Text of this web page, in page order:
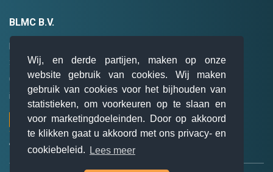
Wij, en derde partijen, maken op onze
website gebruik van cookies. Wij maken
gebruik van cookies voor het bijhouden van
statistieken, om voorkeuren op te slaan en
voor marketingdoeleinden. Door op akkoord
te klikken gaat u akkoord met ons privacy- en
cookiebeleid.
Lees meer
BLMC B.V.
Hogebrinkerweg 19
3871 KM
Hoevelaken
085 0 47 94 28
info@blmc.nl